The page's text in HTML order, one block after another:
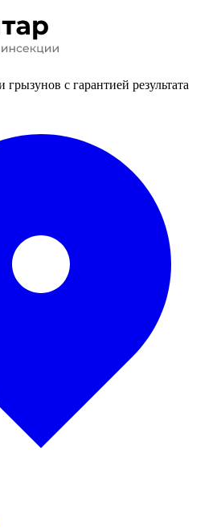
с гарантией результата